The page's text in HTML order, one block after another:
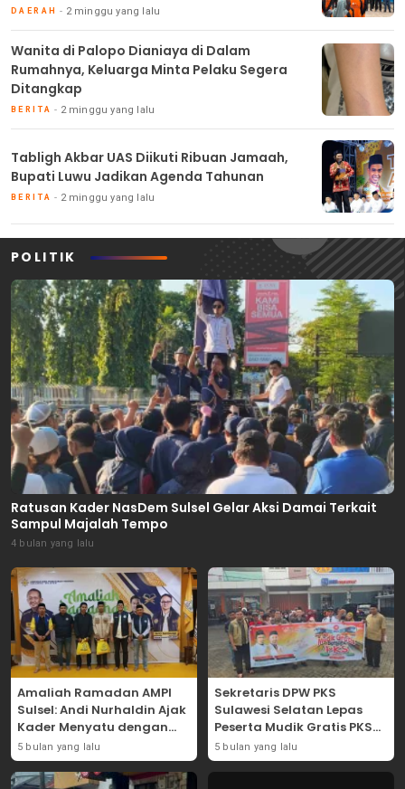
DAERAH 2 minggu yang lalu
Wanita di Palopo Dianiaya di Dalam
Rumahnya, Keluarga Minta Pelaku Segera
Ditangkap
BERITA 2 minggu yang lalu
Tabligh Akbar UAS Diikuti Ribuan Jamaah,
Bupati Luwu Jadikan Agenda Tahunan
BERITA 2 minggu yang lalu
POLITIK
Ratusan Kader NasDem Sulsel Gelar Aksi Damai Terkait
Sampul Majalah Tempo
4 bulan yang lalu
Amaliah Ramadan AMPI
Sulsel: Andi Nurhaldin Ajak
Kader Menyatu dengan
Kaum Dhuafa
5 bulan yang lalu
Sekretaris DPW PKS
Sulawesi Selatan Lepas
Peserta Mudik Gratis PKS
2026
5 bulan yang lalu